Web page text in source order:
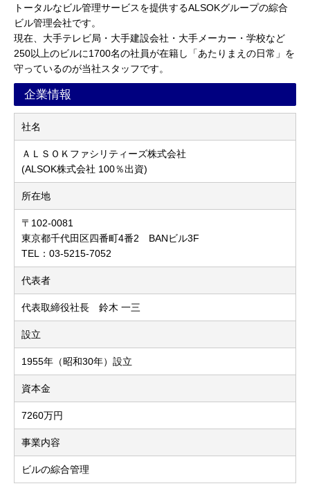
トータルなビル管理サービスを提供するALSOKグループの綜合
ビル管理会社です。
現在、大手テレビ局・大手建設会社・大手メーカー・学校など
250以上のビルに1700名の社員が在籍し「あたりまえの日常」を
守っているのが当社スタッフです。
企業情報
社名
ＡＬＳＯＫファシリティーズ株式会社
(ALSOK株式会社 100％出資)
所在地
〒102-0081
東京都千代田区四番町4番2 BANビル3F
TEL：03-5215-7052
代表者
代表取締役社長 鈴木 一三
設立
1955年（昭和30年）設立
資本金
7260万円
事業内容
ビルの綜合管理